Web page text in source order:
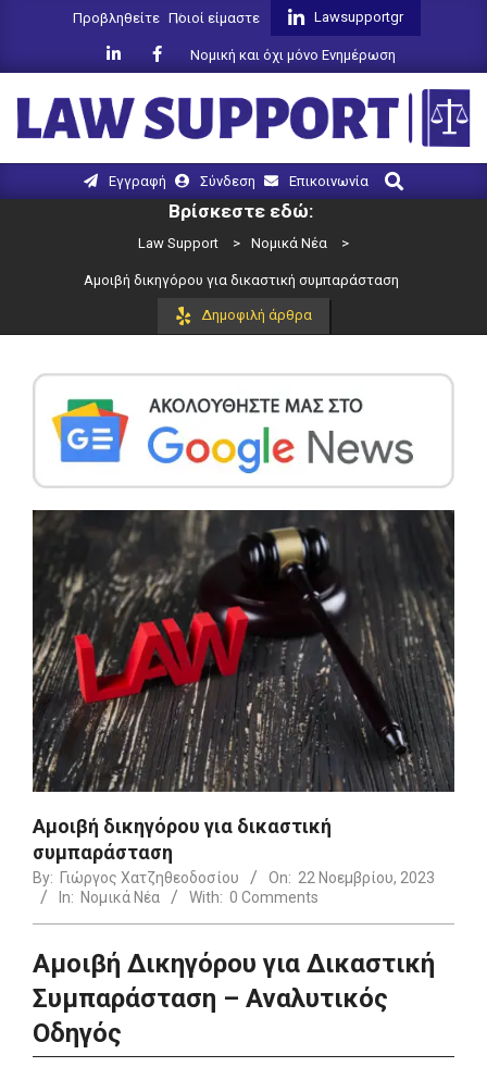
Προβληθείτε Ποιοί είμαστε Lawsupportgr
Νομική και όχι μόνο Ενημέρωση
LAW
SUPPORT
Navigation
Εγγραφή Σύνδεση Επικοινωνία
Search
Βρίσκεστε εδώ:
Law Support > Νομικά Νέα >
Αμοιβή δικηγόρου για δικαστική συμπαράσταση
Δημοφιλή άρθρα
Αμοιβή δικηγόρου για δικαστική
συμπαράσταση
By: Γιώργος Χατζηθεοδοσίου On: 22 Νοεμβρίου, 2023
In: Νομικά Νέα With: 0 Comments
Αμοιβή Δικηγόρου για Δικαστική
Συμπαράσταση – Αναλυτικός
Οδηγός